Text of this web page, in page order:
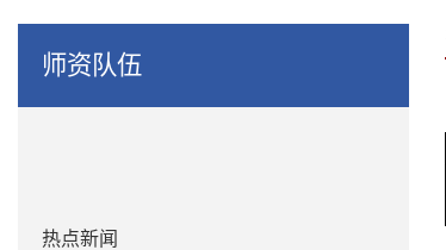
师资队伍
热点新闻